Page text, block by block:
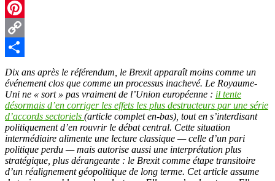
X
Pinterest
Copy
Link
Partager
Dix ans après le référendum, le Brexit apparaît moins comme un
événement clos que comme un processus inachevé. Le Royaume-
Uni ne « sort » pas vraiment de l’Union européenne : il tente
désormais d’en corriger les effets les plus destructeurs par une série
d’accords sectoriels (article complet en-bas), tout en s’interdisant
politiquement d’en rouvrir le débat central. Cette situation
intermédiaire alimente une lecture classique — celle d’un pari
politique perdu — mais autorise aussi une interprétation plus
stratégique, plus dérangeante : le Brexit comme étape transitoire
d’un réalignement géopolitique de long terme. Cet article assume